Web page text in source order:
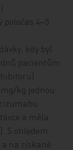
4‒5
kdy byl
pacientům
kg jednou
a měla
S ohledem
na získané